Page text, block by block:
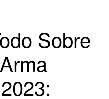
Sobre